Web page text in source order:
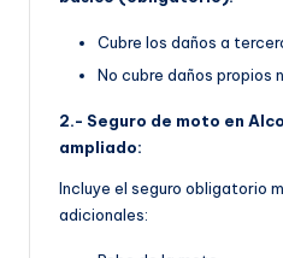
Cubre los daños a
No cubre daños propios
2.- Seguro de moto en
ampliado:
Incluye el seguro obligatorio
adicionales: